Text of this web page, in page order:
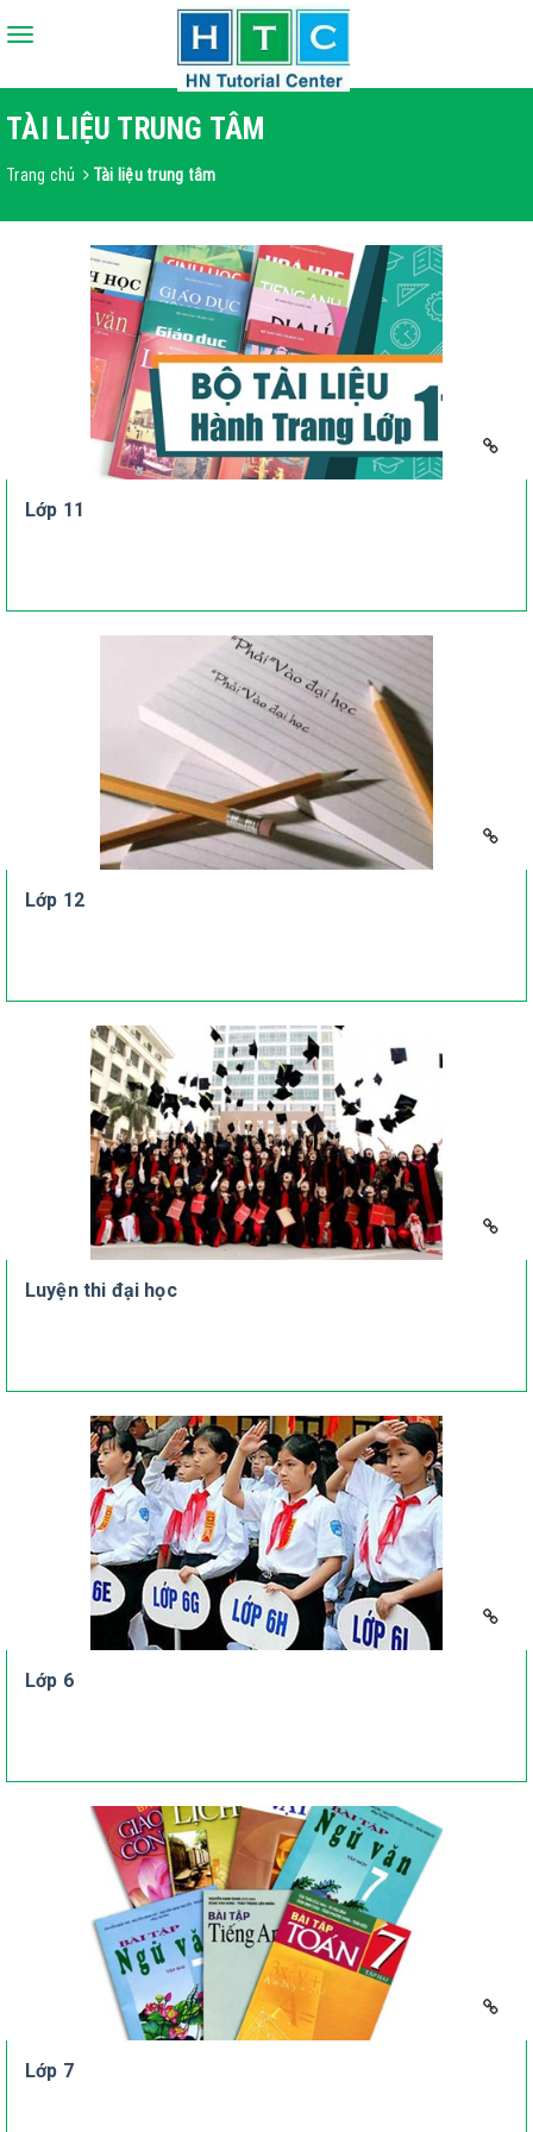
Toggle
TÀI LIỆU TRUNG TÂM
Trang chủ Tài liệu trung tâm
Lớp 11
Lớp 12
Luyện thi đại học
Lớp 6
Lớp 7